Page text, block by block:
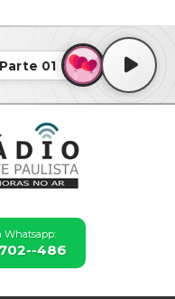
01
Whatsapp:
486